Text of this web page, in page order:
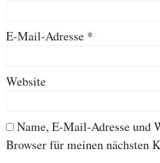
E-Mail-Adresse *
Website
Name, E-Mail-Adresse und
Browser für meinen nächsten